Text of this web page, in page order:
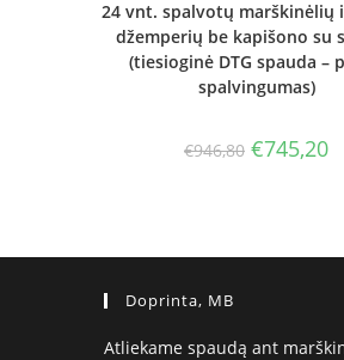
24 vnt. spalvotų marškinėlių
džemperių be kapišono su
(tiesioginė DTG spauda –
spalvingumas)
€946,80 Original
price
€745,20
Doprinta, MB
Atliekame spaudą ant